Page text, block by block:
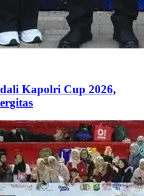
Kapolri Cup 2026,